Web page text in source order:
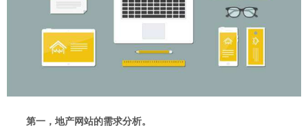
第一，地产网站的需求分析。